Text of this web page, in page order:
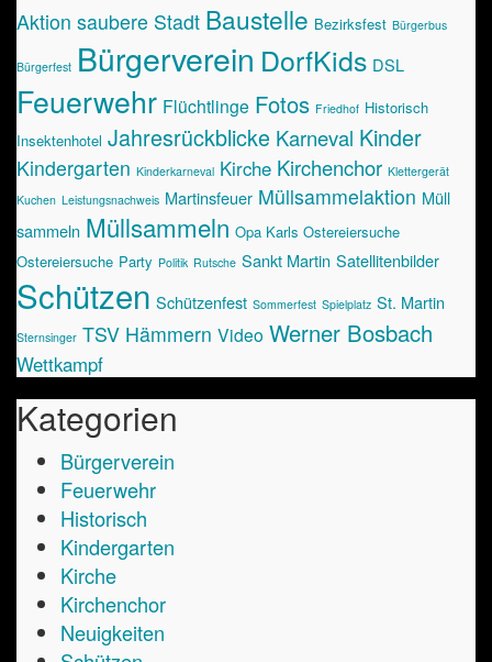
Aktion saubere Stadt Baustelle Bezirksfest Bürgerbus
Bürgerfest Bürgerverein DorfKids DSL
Feuerwehr Flüchtlinge Fotos Friedhof Historisch
Insektenhotel Jahresrückblicke Karneval Kinder
Kindergarten Kinderkarneval Kirche Kirchenchor Klettergerät
Kuchen Leistungsnachweis Martinsfeuer Müllsammelaktion Müll
sammeln Müllsammeln Opa Karls Ostereiersuche
Ostereiersuche Party Politik Rutsche Sankt Martin Satellitenbilder
Schützen Schützenfest Sommerfest Spielplatz St. Martin
Sternsinger TSV Hämmern Video Werner Bosbach
Wettkampf
Kategorien
Bürgerverein
Feuerwehr
Historisch
Kindergarten
Kirche
Kirchenchor
Neuigkeiten